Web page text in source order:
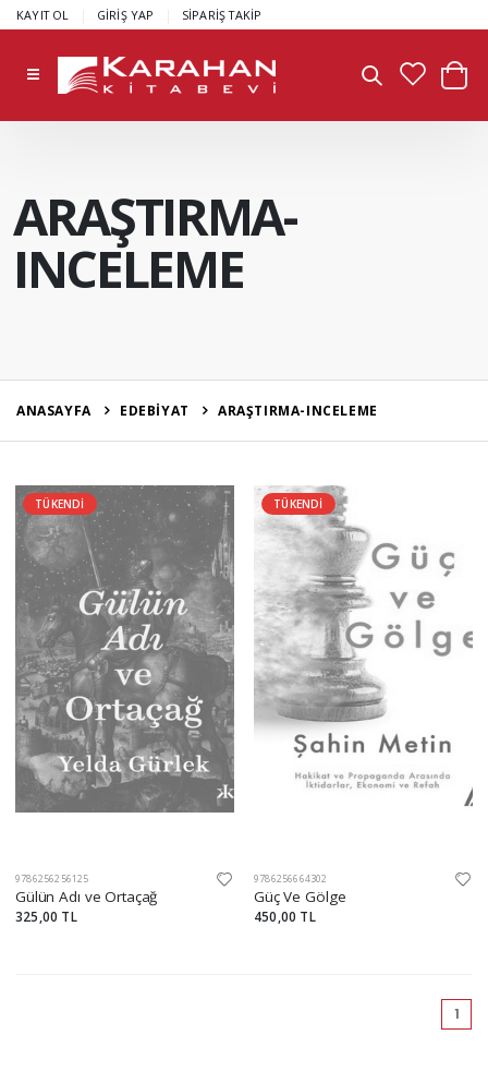
KAYIT OL GİRİŞ YAP SİPARİŞ TAKİP
ARAŞTIRMA-
INCELEME
ANASAYFA EDEBİYAT ARAŞTIRMA-INCELEME
TÜKENDİ
9786256256125
Gülün Adı ve Ortaçağ
325,00 TL
TÜKENDİ
9786256664302
Güç Ve Gölge
450,00 TL
1